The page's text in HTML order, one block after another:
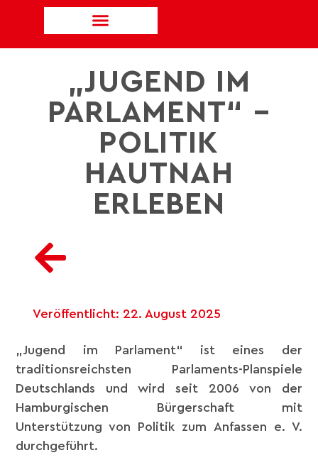
„JUGEND IM
PARLAMENT“ –
POLITIK
HAUTNAH
ERLEBEN
Veröffentlicht: 22. August 2025
„Jugend im Parlament“ ist eines der
traditionsreichsten Parlaments-Planspiele
Deutschlands und wird seit 2006 von der
Hamburgischen Bürgerschaft mit
Unterstützung von Politik zum Anfassen e. V.
durchgeführt.